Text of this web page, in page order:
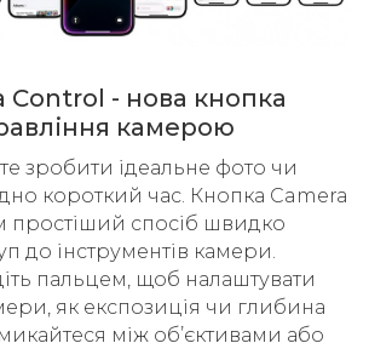
Control - нова кнопка
камерою
зробити ідеальне фото чи
короткий час. Кнопка Camera
простіший спосіб швидко
до інструментів камери.
пальцем, щоб налаштувати
як експозиція чи глибина
між об’єктивами або